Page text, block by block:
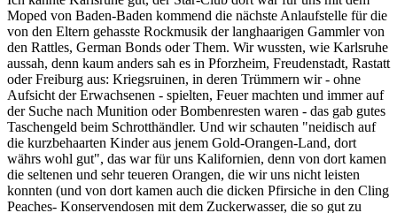
Moped von Baden-Baden kommend die nächste Anlaufstelle für die
von den Eltern gehasste Rockmusik der langhaarigen Gammler von
den Rattles, German Bonds oder Them. Wir wussten, wie Karlsruhe
aussah, denn kaum anders sah es in Pforzheim, Freudenstadt, Rastatt
oder Freiburg aus: Kriegsruinen, in deren Trümmern wir - ohne
Aufsicht der Erwachsenen - spielten, Feuer machten und immer auf
der Suche nach Munition oder Bombenresten waren - das gab gutes
Taschengeld beim Schrotthändler. Und wir schauten "neidisch auf
die kurzbehaarten Kinder aus jenem Gold-Orangen-Land, dort
währs wohl gut", das war für uns Kalifornien, denn von dort kamen
die seltenen und sehr teueren Orangen, die wir uns nicht leisten
konnten (und von dort kamen auch die dicken Pfirsiche in den Cling
Peaches- Konservendosen mit dem Zuckerwasser, die so gut zu